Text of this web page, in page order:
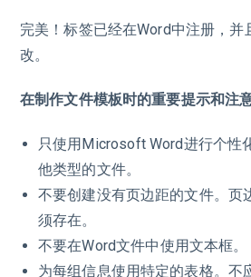
完美！标签已经在Word中注册，并
改。
在制作文件模板时的重要提示和注
只使用Microsoft Word进行个性
他类型的文件。
不要创建没有页边距的文件。页
须存在。
不要在Word文件中使用文本框。
为每组信息使用特定的表格。不